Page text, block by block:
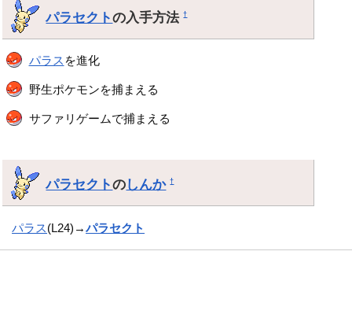
パラセクトの入手方法†
パラス を進化
野生ポケモンを捕まえる
サファリゲームで捕まえる
パラセクトのしんか †
パラス(L24)→パラセクト